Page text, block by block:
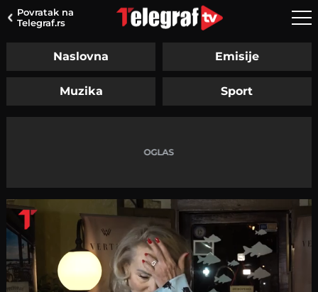
Povratak na
Telegraf.rs
Naslovna Emisije
Muzika Sport